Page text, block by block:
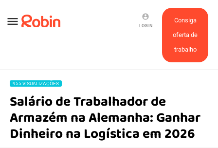
menu
Consiga
oferta de
trabalho
account_circle
LOGIN
955 VISUALIZAÇÕES
Salário de Trabalhador de
Armazém na Alemanha: Ganhar
Dinheiro na Logística em 2026